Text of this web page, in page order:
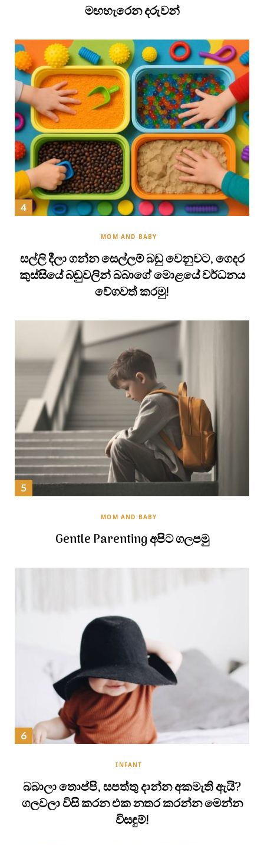
මඟහැරෙන දරුවන්
MOM AND BABY
සල්ලි දීලා ගන්න සෙල්ලම් බඩු වෙනුවට, ගෙදර
කුස්සියේ බඩුවලින් බබාගේ මොළයේ වර්ධනය
වේගවත් කරමු!
MOM AND BABY
Gentle Parenting අපිට ගලපමු
INFANT
බබාලා තොප්පි, සපත්තු දාන්න අකමැති ඇයි?
ගලවලා විසි කරන එක නතර කරන්න මෙන්න
විසඳුම්!